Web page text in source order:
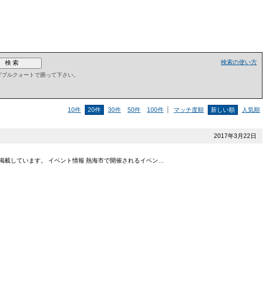
検索の使い方
クォートで囲って下さい。
10件 20件 30件 50件 100件 マッチ度順 新しい順
人気順
2017年3月22日
載しています。 イベント情報 熱海市で開催されるイベン…